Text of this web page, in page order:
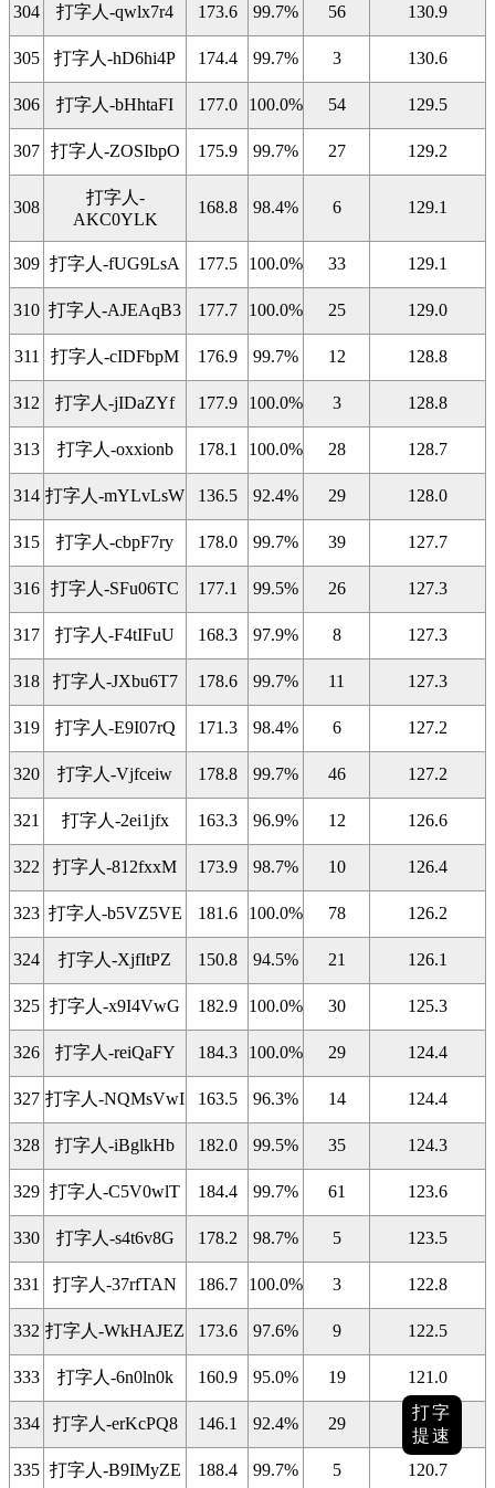
304 打字人-qwlx7r4 173.6 99.7% 56 130.9
305 打字人-hD6hi4P 174.4 99.7% 3 130.6
306 打字人-bHhtaFI 177.0 100.0% 54 129.5
307 打字人-ZOSIbpO 175.9 99.7% 27 129.2
308
打字人-
AKC0YLK
168.8 98.4% 6 129.1
309 打字人-fUG9LsA 177.5 100.0% 33 129.1
310 打字人-AJEAqB3 177.7 100.0% 25 129.0
311 打字人-cIDFbpM 176.9 99.7% 12 128.8
312 打字人-jIDaZYf 177.9 100.0% 3 128.8
313 打字人-oxxionb 178.1 100.0% 28 128.7
314 打字人-mYLvLsW 136.5 92.4% 29 128.0
315 打字人-cbpF7ry 178.0 99.7% 39 127.7
316 打字人-SFu06TC 177.1 99.5% 26 127.3
317 打字人-F4tIFuU 168.3 97.9% 8 127.3
318 打字人-JXbu6T7 178.6 99.7% 11 127.3
319 打字人-E9I07rQ 171.3 98.4% 6 127.2
320 打字人-Vjfceiw 178.8 99.7% 46 127.2
321 打字人-2ei1jfx 163.3 96.9% 12 126.6
322 打字人-812fxxM 173.9 98.7% 10 126.4
323 打字人-b5VZ5VE 181.6 100.0% 78 126.2
324 打字人-XjfItPZ 150.8 94.5% 21 126.1
325 打字人-x9I4VwG 182.9 100.0% 30 125.3
326 打字人-reiQaFY 184.3 100.0% 29 124.4
327 打字人-NQMsVwI 163.5 96.3% 14 124.4
328 打字人-iBglkHb 182.0 99.5% 35 124.3
329 打字人-C5V0wlT 184.4 99.7% 61 123.6
330 打字人-s4t6v8G 178.2 98.7% 5 123.5
331 打字人-37rfTAN 186.7 100.0% 3 122.8
332 打字人-WkHAJEZ 173.6 97.6% 9 122.5
333 打字人-6n0ln0k 160.9 95.0% 19 121.0
334 打字人-erKcPQ8 146.1 92.4% 29 120.9
335 打字人-B9IMyZE 188.4 99.7% 5 120.7
打字
提速